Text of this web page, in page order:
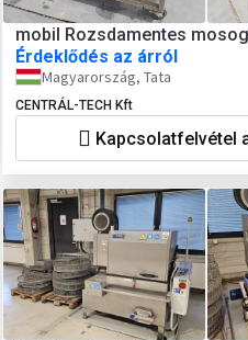
mobil Rozsdamentes
Érdeklődés az árról
Magyarország, Tata
CENTRÁL-TECH Kft
Kapcsolatfelvétel